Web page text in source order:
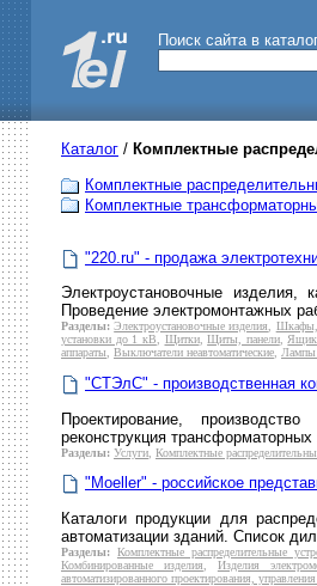
Поиск сайта в
Каталог / Комплектные
Комплектные
Комплектные
"220.ru" - продажа
Электроустановочные
Проведение электромонтажных
Разделы: Электроустановочные изделия, Шкафы,
установки до 1 кВ, Щитки,Щиты, панели,
аппараты, Выключатели неавтоматические, Лампы
"CТЭлС" - производственная
Проектирование,
реконструкция
Разделы: Услуги Комплектные
"Moeller" - российское
Каталоги продукции для
автоматизации зданий. Список
Разделы: Комплектные распределительные
Комбинированные изделия
Изделия
автоматизированного проектирования,